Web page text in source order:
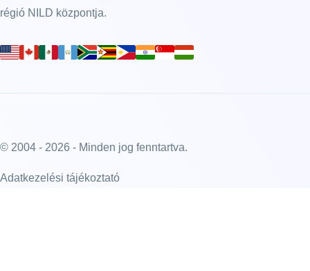
régió NILD központja.
© 2004 - 2026 - Minden jog fenntartva.
Adatkezelési tájékoztató